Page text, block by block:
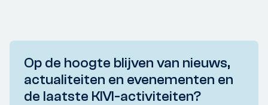
Op de hoogte blijven van nieuws,
actualiteiten en evenementen en
de laatste KIVI-activiteiten?